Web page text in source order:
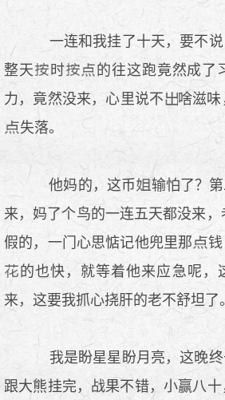
一连和我挂了十天，要不
整天
时 的往这跑竟然成了
力，竟然没来，心里说不
啥滋味
失落。
他妈的，这币
输怕了？
来，妈了个鸟的一连五天都没来，
假的，一门心思惦记他兜里那
的也快，就等着他来应急呢，
来，这要我抓心挠肝的老不舒坦了。
我是盼星星盼月亮，这晚终
跟大熊挂完，战果不错，小赢八